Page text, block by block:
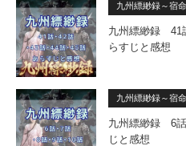
九州縹緲録～宿
九州縹緲録 41
らすじと感想
九州縹緲録～宿
九州縹緲録 6
じと感想